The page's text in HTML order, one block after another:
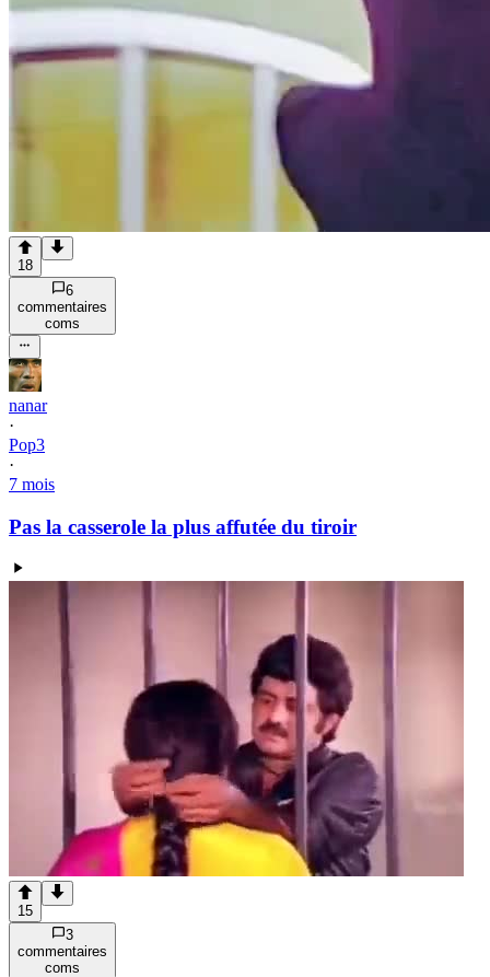
18
6
commentaires
coms
nanar
·
Pop3
·
7 mois
Pas la casserole la plus affutée du tiroir
15
3
commentaires
coms